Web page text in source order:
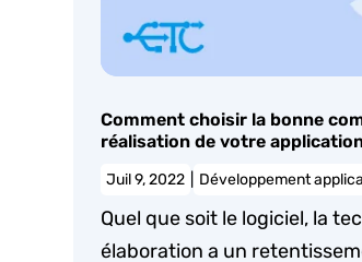
Comment choisir la bonne
réalisation de votre
Juil 9, 2022 Développement
Quel que soit le logiciel, la
élaboration a un